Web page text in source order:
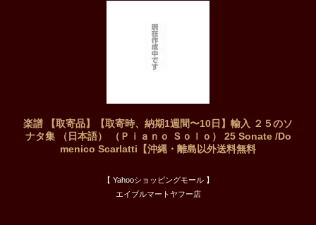
楽譜 【取寄品】【取寄時、納期1週間〜10日】輸入 ２５のソ
ナタ集 （日本語） （Ｐｉａｎｏ Ｓｏｌｏ） 25 Sonate /Do
menico Scarlatti【沖縄・離島以外送料無料
【 Yahooショッピングモール 】
エイブルマートヤフー店